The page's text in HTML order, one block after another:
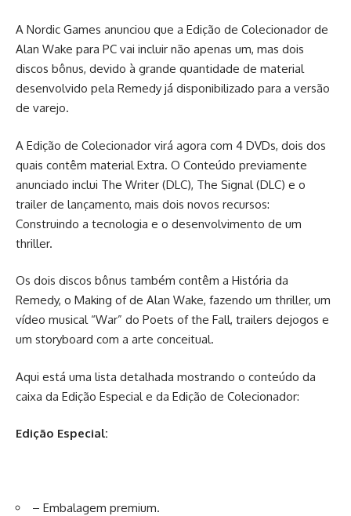
A Nordic Games anunciou que a Edição de Colecionador de
Alan Wake para PC vai incluir não apenas um, mas dois
discos bônus, devido à grande quantidade de material
desenvolvido pela Remedy já disponibilizado para a versão
de varejo.
A Edição de Colecionador virá agora com 4 DVDs, dois dos
quais contêm material Extra. O Conteúdo previamente
anunciado inclui The Writer (DLC), The Signal (DLC) e o
trailer de lançamento, mais dois novos recursos:
Construindo a tecnologia e o desenvolvimento de um
thriller.
Os dois discos bônus também contêm a História da
Remedy, o Making of de Alan Wake, fazendo um thriller, um
vídeo musical “War” do Poets of the Fall, trailers dejogos e
um storyboard com a arte conceitual.
Aqui está uma lista detalhada mostrando o conteúdo da
caixa da Edição Especial e da Edição de Colecionador:
Edição Especial:
– Embalagem premium.